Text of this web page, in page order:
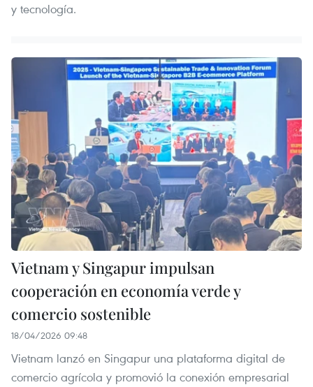
y tecnología.
Vietnam y Singapur impulsan
cooperación en economía verde y
comercio sostenible
18/04/2026 09:48
Vietnam lanzó en Singapur una plataforma digital de
comercio agrícola y promovió la conexión empresarial